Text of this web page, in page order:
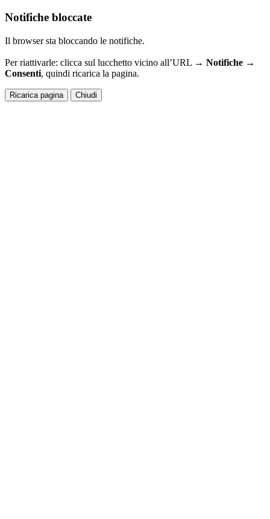
Notifiche bloccate
Il browser sta bloccando le notifiche.
Per riattivarle: clicca sul lucchetto vicino all’URL → Notifiche →
Consenti, quindi ricarica la pagina.
Ricarica pagina Chiudi